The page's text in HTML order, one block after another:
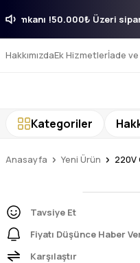
taksit İmkanı !50.000₺ Üzeri
HakkımızdaEk Hizmetlerİade
Kategoriler
Anasayfa Yeni Ürün 220V
Tavsiye Et
Fiyatı Düşünce Haber
Karşılaştır